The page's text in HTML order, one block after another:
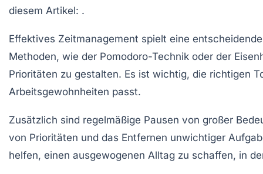
diesem Artikel: .
Effektives Zeitmanagement spielt eine
Methoden, wie der Pomodoro-Technik oder der
Prioritäten zu gestalten. Es ist wichtig, die richtigen
Arbeitsgewohnheiten passt.
Zusätzlich sind regelmäßige Pausen von großer
von Prioritäten und das Entfernen unwichtiger
helfen, einen ausgewogenen Alltag zu schaffen, in